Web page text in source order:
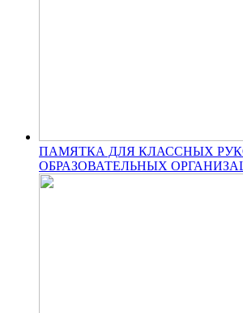
ПАМЯТКА ДЛЯ КЛАССНЫХ
ОБРАЗОВАТЕЛЬНЫХ